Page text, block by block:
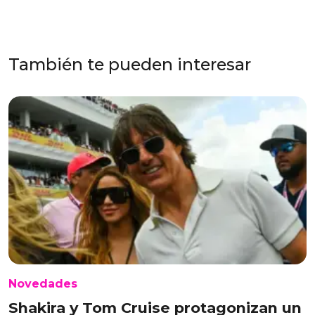
También te pueden interesar
Novedades
Shakira y Tom Cruise protagonizan un